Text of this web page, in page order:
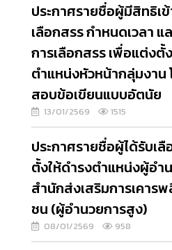
ประกาศรายชื่อผู้มีสิทธิเ
เลือกสรร กำหนดเวลา แ
การเลือกสรร เพื่อแต่งตั้
ตำแหน่งหัวหน้ากลุ่มงาน
สอบข้อเขียนแบบอัตนัย
13/01/2569 1515
ประกาศรายชื่อผู้ได้รับเ
ตั้งให้ดำรงตำแหน่งผู้อำ
สำนักส่งเสริมการเคาร
ชน (ผู้อำนวยการสูง)
08/01/2569 958